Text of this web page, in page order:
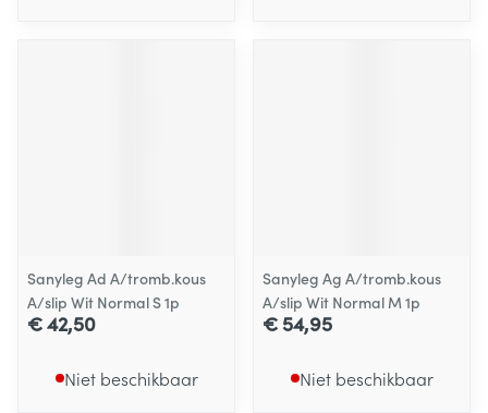
Sanyleg Ad A/tromb.kous
A/slip Wit Normal S 1p
€ 42,50
Niet beschikbaar
Sanyleg Ag A/tromb.kous
A/slip Wit Normal M 1p
€ 54,95
Niet beschikbaar